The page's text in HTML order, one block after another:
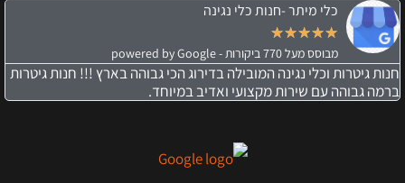
כלי מיתר -חנות כלי נגינה
★
★
★
★
★
מבוסס מעל 770 ביקורות - powered by Google
חנות גיטרות וכלי נגינה המובילה בדירוג הכי גבוהה בארץ !!! חנות גיטרות
ברמה גבוהה עם שירות מקצועי ואדיב במיוחד.